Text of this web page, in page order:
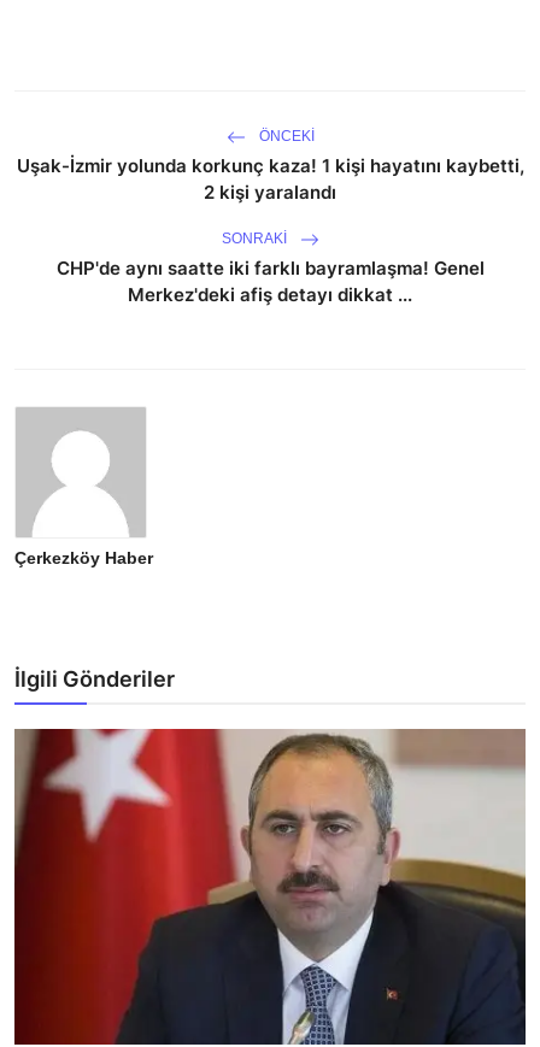
ÖNCEKI
Uşak-İzmir yolunda korkunç kaza! 1 kişi hayatını kaybetti,
2 kişi yaralandı
SONRAKI
CHP'de aynı saatte iki farklı bayramlaşma! Genel
Merkez'deki afiş detayı dikkat ...
Çerkezköy Haber
İlgili Gönderiler